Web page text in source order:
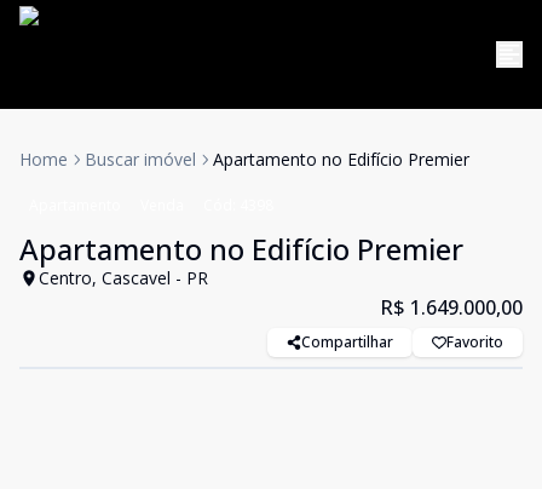
Home Buscar imóvel Apartamento no Edifício Premier
Apartamento no Edifício Premier
Centro, Cascavel - PR
R$ 1.649.000,00
Compartilhar Favorito